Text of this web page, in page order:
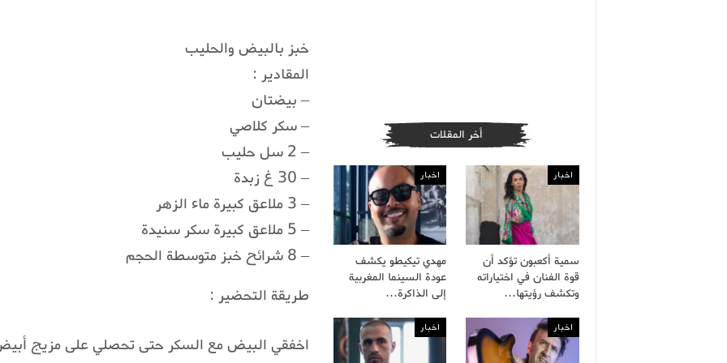
خبز بالبيض والحليب
المقادير :
– بيضتان
– سكر كلاصي
– 2 سل حليب
– 30 غ زبدة
– 3 ملاعق كبيرة ماء الزهر
– 5 ملاعق كبيرة سكر سنيدة
– 8 شرائح خبز متوسطة الحجم
طريقة التحضير :
اخفقي البيض مع السكر حتى تحصلي على مزيج
أخر المقلات
اخبار
سمية أكعبون تؤكد أن
قوة الفنان في اختياراته
وتكشف رؤيتها…
اخبار
مهدي تيكيطو يكشف
عودة السينما المغربية
إلى الذاكرة…
اخبار اخبار